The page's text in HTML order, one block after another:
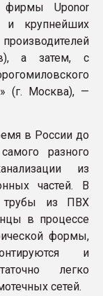
фирмы Uponor
и крупнейших
а затем, с
(г. Москва), —
в России до
разного
из
частей. В
трубы из ПВХ
в процессе
формы,
и
легко
сетей.